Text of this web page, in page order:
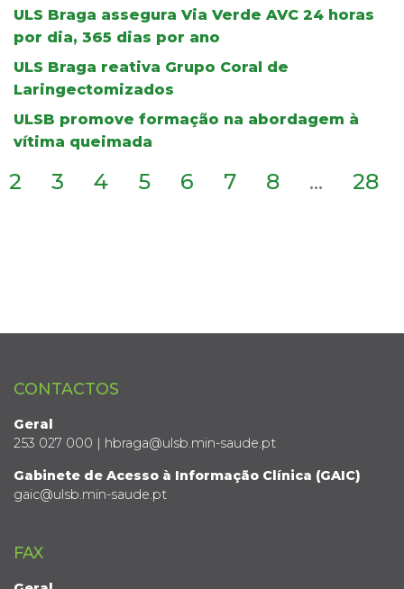
ULS Braga assegura Via Verde AVC 24 horas
por dia, 365 dias por ano
ULS Braga reativa Grupo Coral de
Laringectomizados
ULSB promove formação na abordagem à
vítima queimada
2 3 4 5 6 7 8 ... 28
CONTACTOS
Geral
253 027 000 | hbraga@ulsb.min-saude.pt
Gabinete de Acesso à Informação Clínica (GAIC)
gaic@ulsb.min-saude.pt
FAX